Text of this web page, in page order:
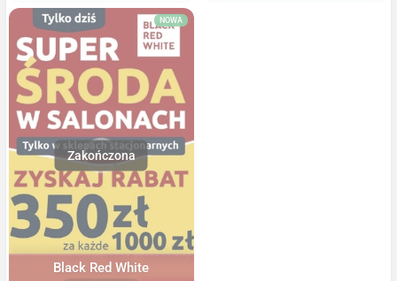
NOWA
Black Red White